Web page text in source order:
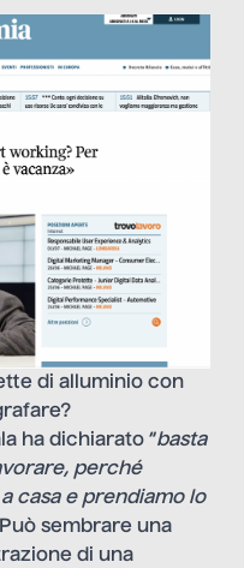
di alluminio con
ha dichiarato “basta
perché
casa e prendiamo lo
Può sembrare una
di una